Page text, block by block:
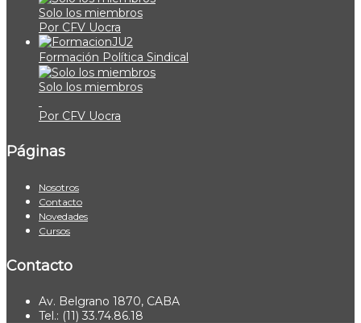
Solo los miembros
Por CFV Uocra
Formación Política Sindical
Solo los miembros
Por CFV Uocra
Páginas
Nosotros
Contacto
Novedades
Cursos
Contacto
Av. Belgrano 1870, CABA
Tel.: (11) 33.74.86.18